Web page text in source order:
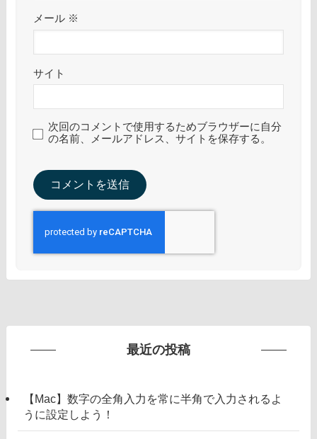
メール ※
サイト
次回のコメントで使用するためブラウザーに自分
の名前、メールアドレス、サイトを保存する。
最近の投稿
【Mac】数字の全角入力を常に半角で入力されるよ
うに設定しよう！